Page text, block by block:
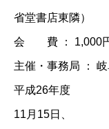
省堂書店東隣）
会 費 ： 1,000円
主催・事務局 ：
平成26年度
11月15日、